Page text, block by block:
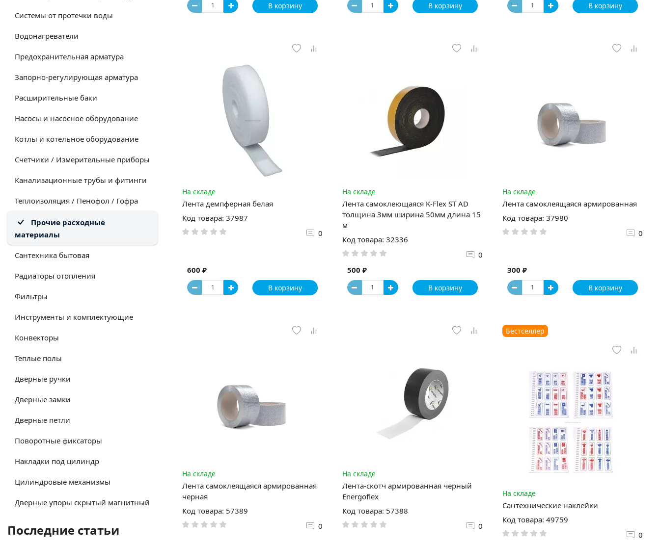
Системы от протечки воды
Водонагреватели
Предохранительная арматура
Запорно-регулирующая арматура
Расширительные баки
Насосы и насосное оборудование
Котлы и котельное оборудование
Счетчики / Измерительные приборы
Канализационные трубы и фитинги
Теплоизоляция / Пенофол / Гофра
Прочие расходные
материалы
Сантехника бытовая
Радиаторы отопления
Фильтры
Инструменты и комплектующие
Конвекторы
Тёплые полы
Дверные ручки
Дверные замки
Дверные петли
Поворотные фиксаторы
Накладки под цилиндр
Цилиндровые механизмы
Дверные упоры скрытый магнитный
Последние статьи
В корзину В корзину В корзину
На складе
Лента демпферная белая
Код товара: 37987
0
600 ₽
В корзину
На складе
Лента самоклеющаяся K-Flex ST AD
толщина 3мм ширина 50мм длина 15
м
Код товара: 32336
0
500 ₽
В корзину
На складе
Лента самоклеящаяся армированная
Код товара: 37980
0
300 ₽
В корзину
На складе
Лента самоклеящаяся армированная
черная
Код товара: 57389
0
На складе
Лента-скотч армированная черный
Energoflex
Код товара: 57388
0
Бестселлер
На складе
Сантехнические наклейки
Код товара: 49759
0